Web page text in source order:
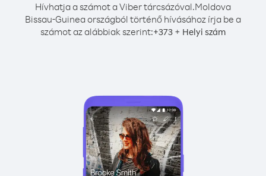
Hívhatja a számot a Viber tárcsázóval.Moldova
Bissau-Guinea országból történő hívásához írja be a
számot az alábbiak szerint:+373 + Helyi szám